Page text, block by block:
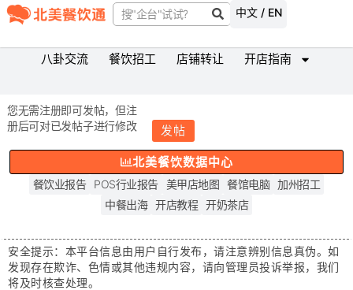
中文 / EN
八卦交流 餐饮招工 店铺转让 开店指南
您无需注册即可发帖，但注
册后可对已发帖子进行修改
发帖
北美餐饮数据中心
餐饮业报告 POS行业报告 美甲店地图 餐馆电脑
加州招工
中餐出海 开店教程 开奶茶店
安全提示： 本平台信息由用户自行发布，请注意辨别信息真伪。如
发现存在欺诈、色情或其他违规内容，请向管理员投诉举报，我们
将及时核查处理。